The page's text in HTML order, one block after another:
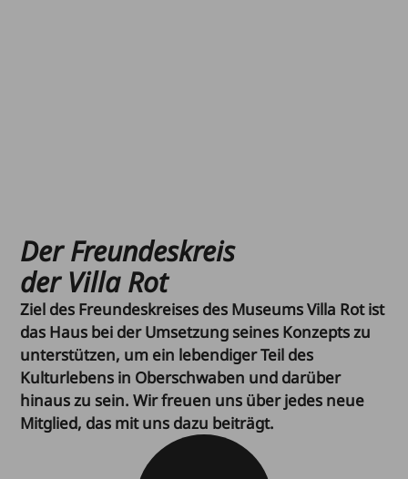
Der Freundeskreis
der Villa Rot
Ziel des Freundeskreises des Museums Villa Rot ist
das Haus bei der Umsetzung seines Konzepts zu
unterstützen, um ein lebendiger Teil des
Kulturlebens in Oberschwaben und darüber
hinaus zu sein. Wir freuen uns über jedes neue
Mitglied, das mit uns dazu beiträgt.